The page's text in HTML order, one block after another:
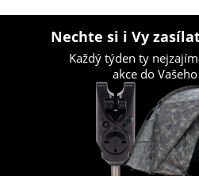
Nechte si i Vy
Každý týden ty
akce do